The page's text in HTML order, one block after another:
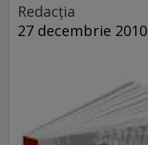
Redacţia
27 decembrie 2010